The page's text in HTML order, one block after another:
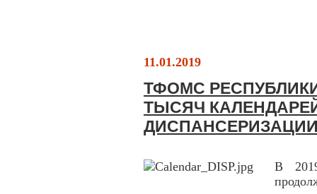
11.01.2019
ТФОМС
ТЫСЯЧ
В